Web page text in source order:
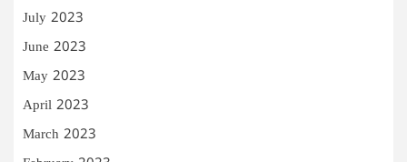
July 2023
June 2023
May 2023
April 2023
March 2023